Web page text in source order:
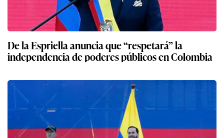
De la Espriella anuncia que “respetará” la
independencia de poderes públicos en Colombia